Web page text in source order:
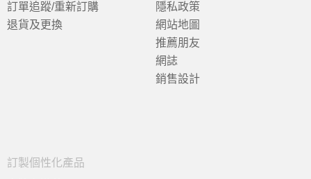
訂單追蹤/重新訂購
退貨及更換
隱私政策
網站地圖
推薦朋友
網誌
銷售設計
訂製個性化產品